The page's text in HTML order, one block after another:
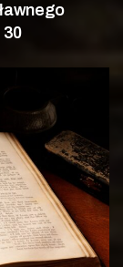
30